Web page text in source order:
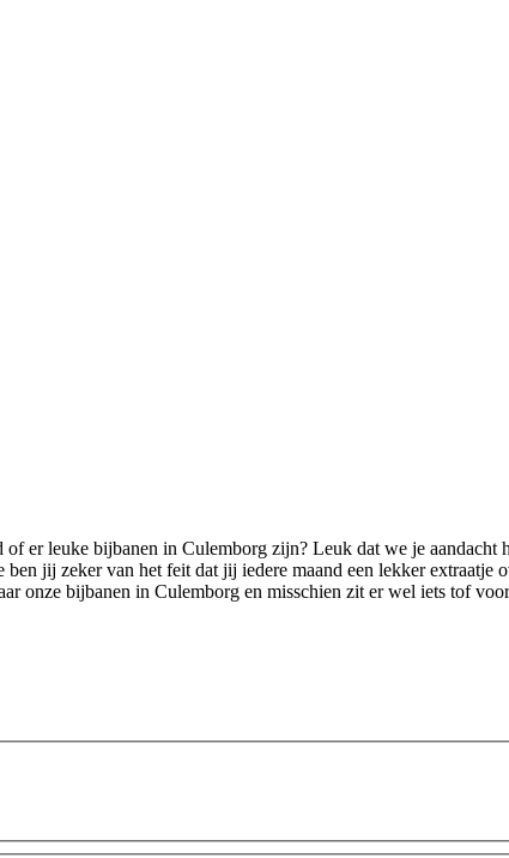
er leuke bijbanen in Culemborg zijn? Leuk dat we je
ben jij zeker van het feit dat jij iedere maand een lekker
onze bijbanen in Culemborg en misschien zit er wel iets tof